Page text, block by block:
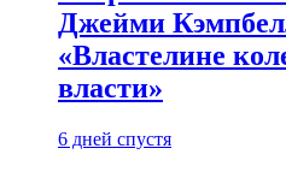
Джейми
«Властелине
власти»
6 дней спустя